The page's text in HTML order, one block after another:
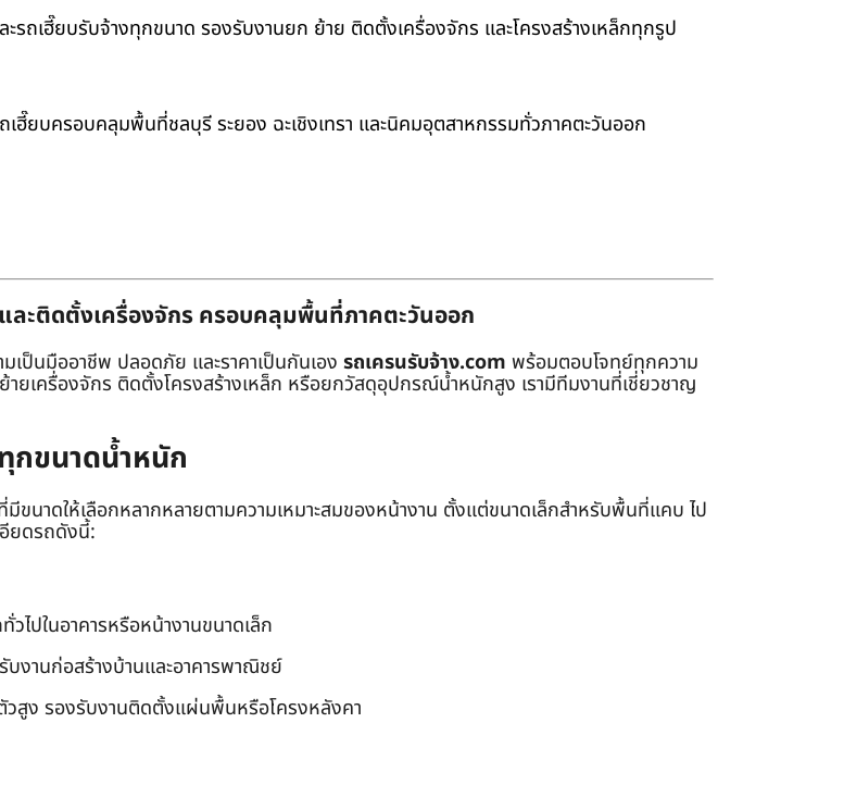
รถเฮี๊ยบรับจ้างทุกขนาด รองรับงานยก ย้าย ติดตั้งเครื่องจักร และโครงสร้างเหล็กทุกรูป
เฮี๊ยบครอบคลุมพื้นที่ชลบุรี ระยอง ฉะเชิงเทรา และนิคมอุตสาหกรรมทั่วภาคตะวันออก
ละติดตั้งเครื่องจักร ครอบคลุมพื้นที่ภาคตะวันออก
เป็นมืออาชีพ ปลอดภัย และราคาเป็นกันเอง รถเครนรับจ้าง.com พร้อมตอบโจทย์ทุกความ
ายเครื่องจักร ติดตั้งโครงสร้างเหล็ก หรือยกวัสดุอุปกรณ์น้ำหนักสูง เรามีทีมงานที่เชี่ยวชาญ
กขนาดน้ำหนัก
มีขนาดให้เลือกหลากหลายตามความเหมาะสมของหน้างาน ตั้งแต่ขนาดเล็กสำหรับพื้นที่แคบ ไป
ยดรถดังนี้:
วไปในอาคารหรือหน้างานขนาดเล็ก
งานก่อสร้างบ้านและอาคารพาณิชย์
สูง รองรับงานติดตั้งแผ่นพื้นหรือโครงหลังคา